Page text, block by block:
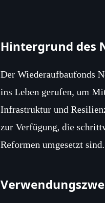
Hintergrund des
Der Wiederaufbaufonds
ins Leben gerufen, um
Infrastruktur und
zur Verfügung, die
Reformen umgesetzt sind.